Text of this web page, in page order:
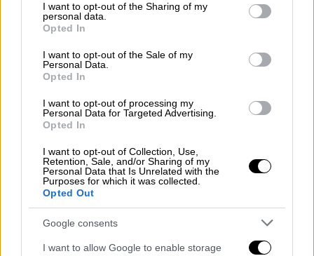
not limited to your visit or usage behaviour. You may click to
grant or deny consent to Google and its third-party tags to
use your data for below specified purposes in below Google
consent section.
I want to opt-out of the Sharing of my
personal data.
Opted In
I want to opt-out of the Sale of my
Personal Data.
Opted In
I want to opt-out of processing my
Personal Data for Targeted Advertising.
Opted In
I want to opt-out of Collection, Use,
Retention, Sale, and/or Sharing of my
Personal Data that Is Unrelated with the
Purposes for which it was collected.
Opted Out
Google consents
I want to allow Google to enable storage
Οι παίκτες των «
σφύριγμα της λήξης άρχισαν να πανηγυρίζουν
και τότε ηΕσπανιόλ
βρήκε μια λύση από τα...
παλιά για να σταματήσει... αυτό το θέαμα. Οι
άνθρωποι της ομάδας ενεργοποίησαν το
αυτόματο πότισμα, με αποτέλεσμα οι
γίνουν μούσκεμα.
Σημειώνεται ότι ο προπονητής της
Μπαρτσελόνα,Χάνσι Φλικδεν πανηγύρισε,
πιθανότατα σε ένδειξη σεβασμού.